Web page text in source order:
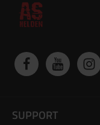
SUPPORT